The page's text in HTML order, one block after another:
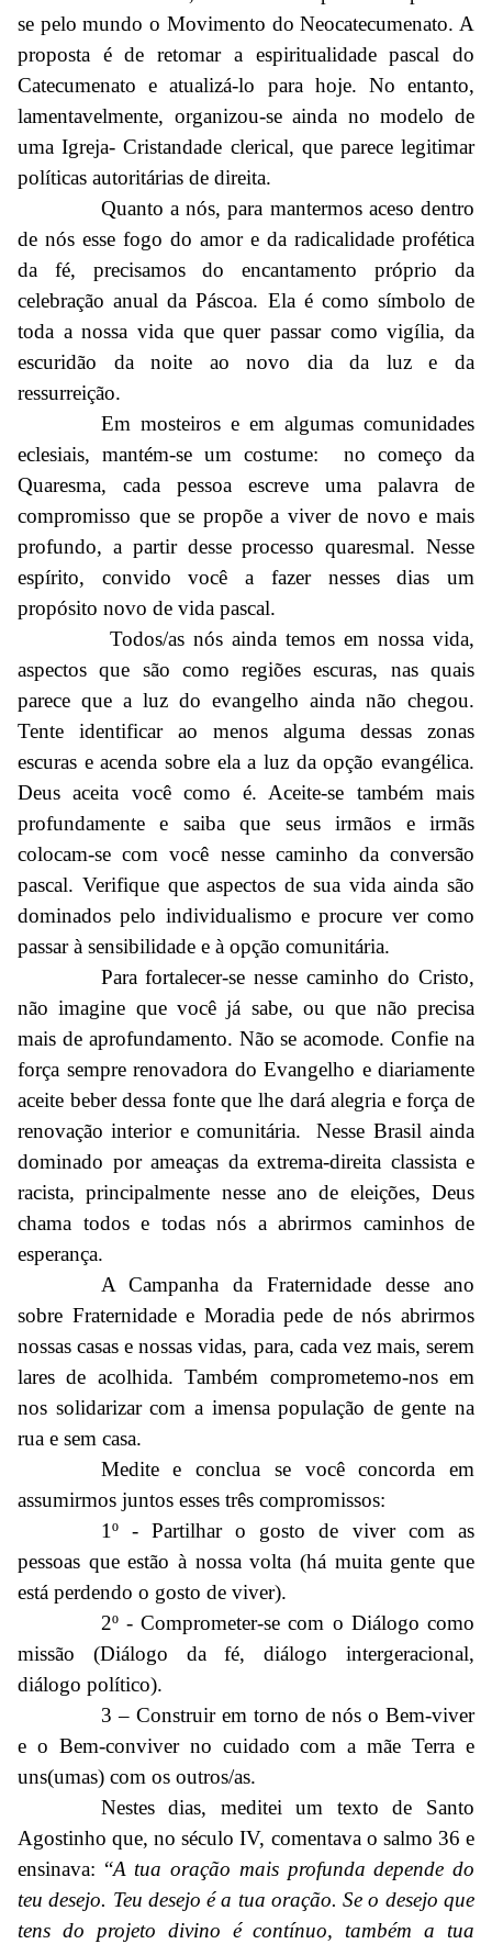
se pelo mundo o Movimento do Neocatecumenato. A
proposta é de retomar a espiritualidade pascal do
Catecumenato e atualizá-lo para hoje. No entanto,
lamentavelmente, organizou-se ainda no modelo de
uma Igreja- Cristandade clerical, que parece legitimar
políticas autoritárias de direita.
Quanto a nós, para mantermos aceso dentro
de nós esse fogo do amor e da radicalidade profética
da fé, precisamos do encantamento próprio da
celebração anual da Páscoa. Ela é como símbolo de
toda a nossa vida que quer passar como vigília, da
escuridão da noite ao novo dia da luz e da
ressurreição.
Em mosteiros e em algumas comunidades
eclesiais, mantém-se um costume: no começo da
Quaresma, cada pessoa escreve uma palavra de
compromisso que se propõe a viver de novo e mais
profundo, a partir desse processo quaresmal. Nesse
espírito, convido você a fazer nesses dias um
propósito novo de vida pascal.
Todos/as nós ainda temos em nossa vida,
aspectos que são como regiões escuras, nas quais
parece que a luz do evangelho ainda não chegou.
Tente identificar ao menos alguma dessas zonas
escuras e acenda sobre ela a luz da opção evangélica.
Deus aceita você como é. Aceite-se também mais
profundamente e saiba que seus irmãos e irmãs
colocam-se com você nesse caminho da conversão
pascal. Verifique que aspectos de sua vida ainda são
dominados pelo individualismo e procure ver como
passar à sensibilidade e à opção comunitária.
Para fortalecer-se nesse caminho do Cristo,
não imagine que você já sabe, ou que não precisa
mais de aprofundamento. Não se acomode. Confie na
força sempre renovadora do Evangelho e diariamente
aceite beber dessa fonte que lhe dará alegria e força de
renovação interior e comunitária. Nesse Brasil ainda
dominado por ameaças da extrema-direita classista e
racista, principalmente nesse ano de eleições, Deus
chama todos e todas nós a abrirmos caminhos de
esperança.
A Campanha da Fraternidade desse ano
sobre Fraternidade e Moradia pede de nós abrirmos
nossas casas e nossas vidas, para, cada vez mais, serem
lares de acolhida. Também comprometemo-nos em
nos solidarizar com a imensa população de gente na
rua e sem casa.
Medite e conclua se você concorda em
assumirmos juntos esses três compromissos:
1º - Partilhar o gosto de viver com as
pessoas que estão à nossa volta (há muita gente que
está perdendo o gosto de viver).
2º - Comprometer-se com o Diálogo como
missão (Diálogo da fé, diálogo intergeracional,
diálogo político).
3 – Construir em torno de nós o Bem-viver
e o Bem-conviver no cuidado com a mãe Terra e
uns(umas) com os outros/as.
Nestes dias, meditei um texto de Santo
Agostinho que, no século IV, comentava o salmo 36 e
ensinava: “A tua oração mais profunda depende do
teu desejo. Teu desejo é a tua oração. Se o desejo que
tens do projeto divino é contínuo, também a tua